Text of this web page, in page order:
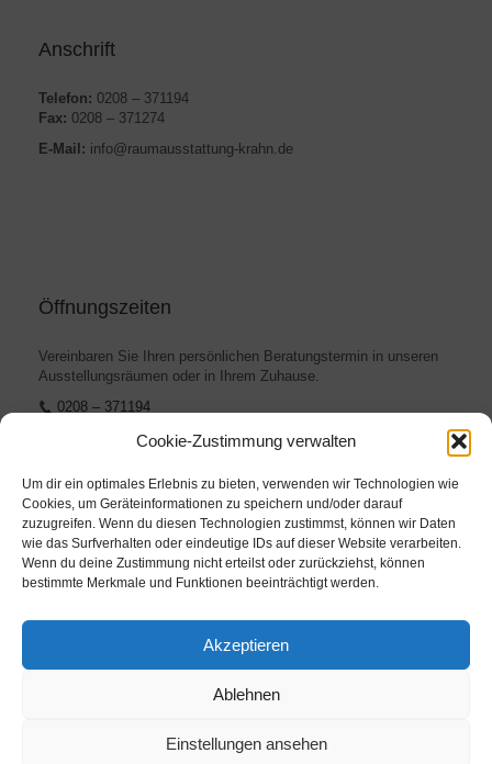
Cookie-Zustimmung verwalten
Um dir ein optimales Erlebnis zu bieten, verwenden wir Technologien wie
Cookies, um Geräteinformationen zu speichern und/oder darauf
zuzugreifen. Wenn du diesen Technologien zustimmst, können wir Daten
wie das Surfverhalten oder eindeutige IDs auf dieser Website verarbeiten.
Wenn du deine Zustimmung nicht erteilst oder zurückziehst, können
bestimmte Merkmale und Funktionen beeinträchtigt werden.
Akzeptieren
Ablehnen
Einstellungen ansehen
Anschrift
Telefon: 0208 – 371194
Fax: 0208 – 371274
E-Mail: info@raumausstattung-krahn.de
Öffnungszeiten
Vereinbaren Sie Ihren persönlichen Beratungstermin in unseren
Ausstellungsräumen oder in Ihrem Zuhause.
0208 – 371194
info@raumausstattung-krahn.de
Weitere Links